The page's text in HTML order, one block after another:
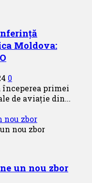
Moldova:
0
începerea primei
de aviație din...
nou zbor
un nou zbor